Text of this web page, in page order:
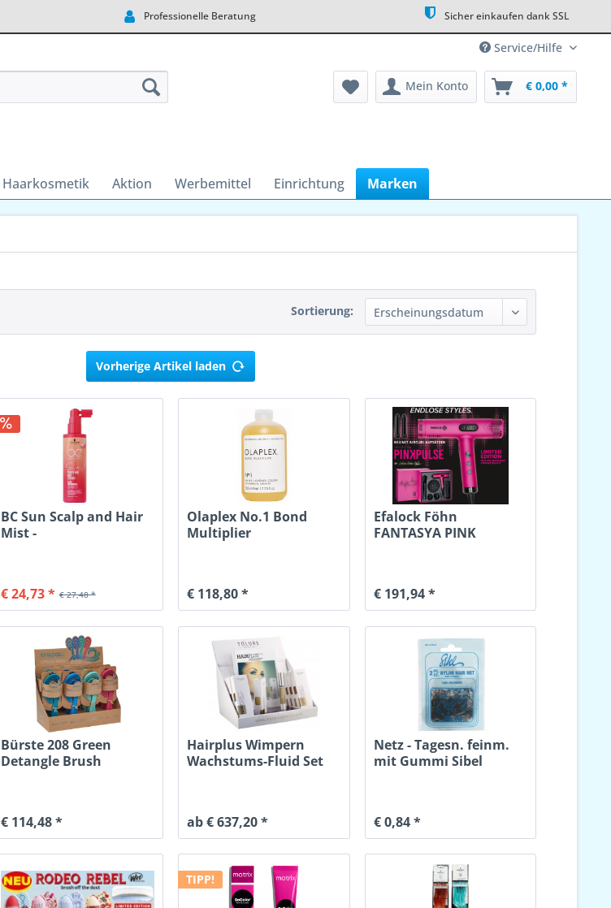
Professionelle Beratung Sicher einkaufen dank SSL
Service/Hilfe
Mein Konto € 0,00 *
Haarkosmetik Aktion Werbemittel Einrichtung Marken
Sortierung:
Vorherige Artikel laden
BC Sun Scalp and Hair
Mist -
€ 27,48 *
€ 24,73 *
Olaplex No.1 Bond
Multiplier
€ 118,80 *
Efalock Föhn
FANTASYA PINK
€ 191,94 *
Bürste 208 Green
Detangle Brush
€ 114,48 *
Hairplus Wimpern
Wachstums-Fluid Set
ab € 637,20 *
Netz - Tagesn. feinm.
mit Gummi Sibel
€ 0,84 *
TIPP!